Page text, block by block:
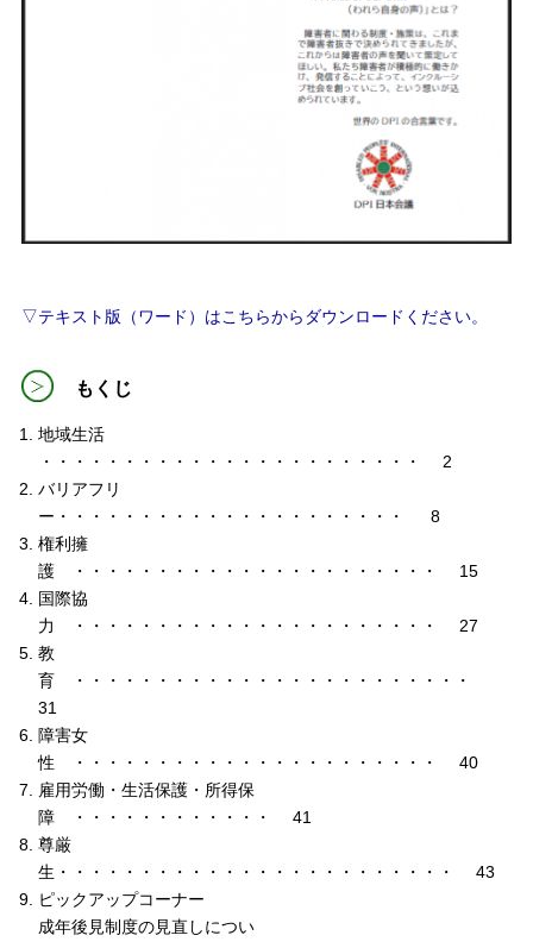
▽テキスト版（ワード）はこちらからダウンロードください。
もくじ
地域生活
・・・・・・・・・・・・・・・・・・・・・・・ 2
バリアフリ
ー・・・・・・・・・・・・・・・・・・・・・ 8
権利擁
護 ・・・・・・・・・・・・・・・・・・・・・・ 15
国際協
力 ・・・・・・・・・・・・・・・・・・・・・・ 27
教
育 ・・・・・・・・・・・・・・・・・・・・・・・・
31
障害女
性 ・・・・・・・・・・・・・・・・・・・・・・ 40
雇用労働・生活保護・所得保
障 ・・・・・・・・・・・・ 41
尊厳
生・・・・・・・・・・・・・・・・・・・・・・・・ 43
ピックアップコーナー
成年後見制度の見直しについ